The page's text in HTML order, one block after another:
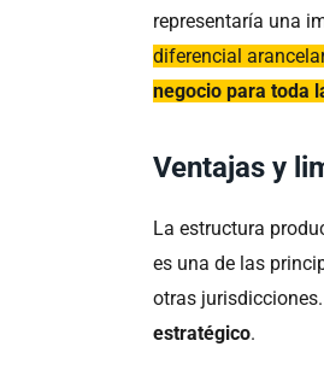
representaría una
diferencial
negocio para toda
Ventajas y
La estructura
es una de las
otras
estratégico.